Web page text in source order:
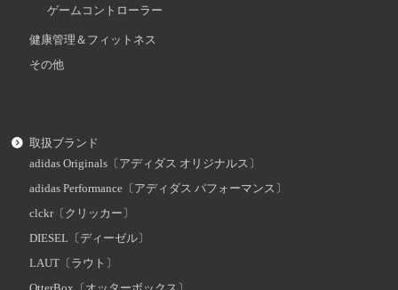
ゲームコントローラー
健康管理＆フィットネス
その他
取扱ブランド
adidas Originals〔アディダス オリジナルス〕
adidas Performance〔アディダス パフォーマンス〕
clckr〔クリッカー〕
DIESEL〔ディーゼル〕
LAUT〔ラウト〕